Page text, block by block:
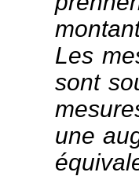
Les
sont
une